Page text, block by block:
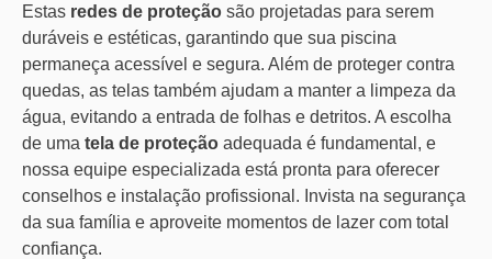
Estas redes de proteção são projetadas para serem
duráveis e estéticas, garantindo que sua piscina
permaneça acessível e segura. Além de proteger contra
quedas, as telas também ajudam a manter a limpeza da
água, evitando a entrada de folhas e detritos. A escolha
de uma tela de proteção adequada é fundamental, e
nossa equipe especializada está pronta para oferecer
conselhos e instalação profissional. Invista na segurança
da sua família e aproveite momentos de lazer com total
confiança.